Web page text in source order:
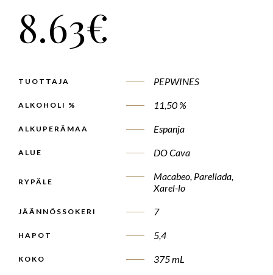
8.63€
TUOTTAJA PEPWINES
ALKOHOLI % 11,50 %
ALKUPERÄMAA Espanja
ALUE DO Cava
RYPÄLE
Macabeo, Parellada,
Xarel-lo
JÄÄNNÖSSOKERI 7
HAPOT 5,4
KOKO 375 mL